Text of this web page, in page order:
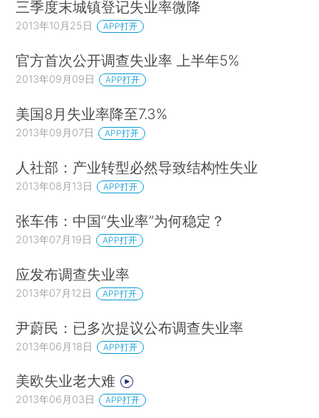
三季度末城镇登记失业率微降
2013年10月25日 APP打开
官方首次公开调查失业率 上半年5%
2013年09月09日 APP打开
美国8月失业率降至7.3%
2013年09月07日 APP打开
人社部：产业转型必然导致结构性失业
2013年08月13日 APP打开
张车伟：中国“失业率”为何稳定？
2013年07月19日 APP打开
应发布调查失业率
2013年07月12日 APP打开
尹蔚民：已多次提议公布调查失业率
2013年06月18日 APP打开
美欧失业老大难
2013年06月03日 APP打开